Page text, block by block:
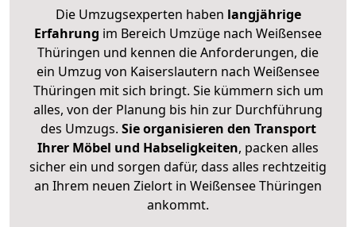
Die Umzugsexperten haben langjährige
Erfahrung im Bereich Umzüge nach Weißensee
Thüringen und kennen die Anforderungen, die
ein Umzug von Kaiserslautern nach Weißensee
Thüringen mit sich bringt. Sie kümmern sich um
alles, von der Planung bis hin zur Durchführung
des Umzugs. Sie organisieren den Transport
Ihrer Möbel und Habseligkeiten, packen alles
sicher ein und sorgen dafür, dass alles rechtzeitig
an Ihrem neuen Zielort in Weißensee Thüringen
ankommt.